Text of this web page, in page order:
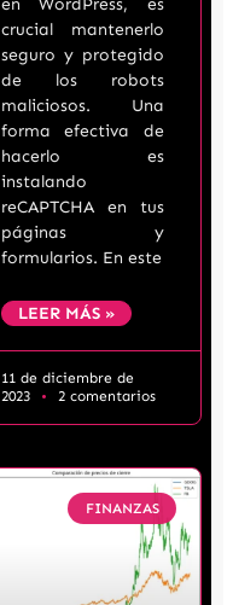
crucial mantenerlo
seguro y protegido
de los robots
maliciosos. Una
forma efectiva de
hacerlo es
instalando
reCAPTCHA en tus
páginas y
formularios. En este
LEER MÁS »
11 de diciembre de
2023
2 comentarios
FINANZAS